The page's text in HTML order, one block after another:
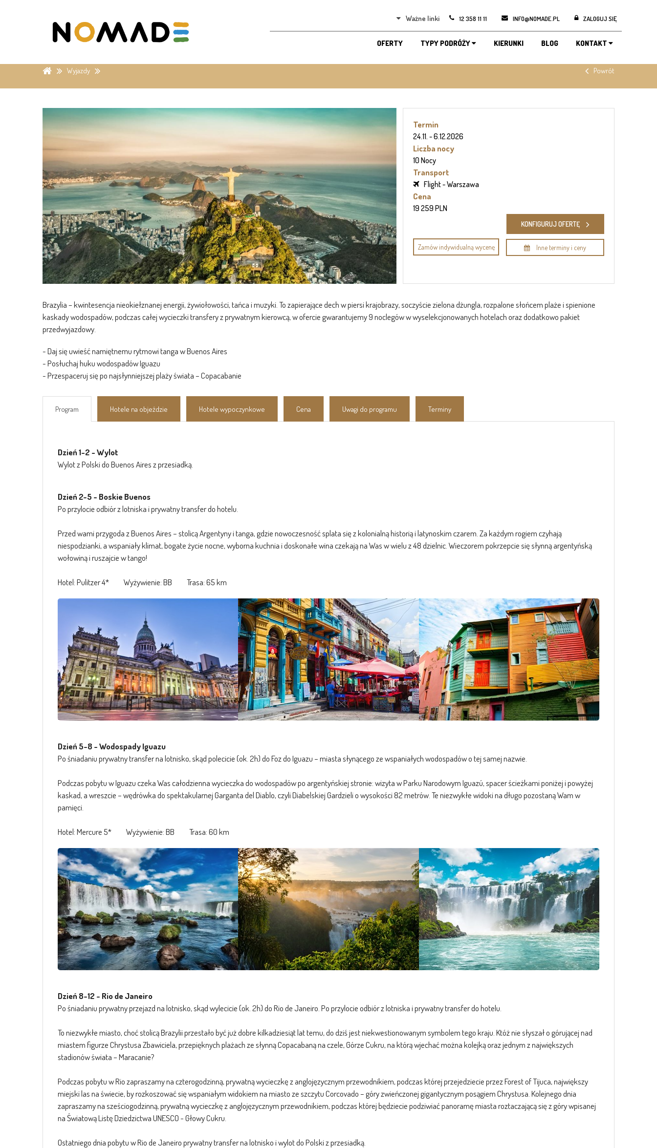
ZALOGUJ SIĘ
INFO@NOMADE.PL
12 358 11 11
Ważne linki
OFERTY TYPY PODRÓŻY KIERUNKI BLOG KONTAKT
Wyjazdy Powrót
Termin
24.11. - 6.12.2026
Liczba nocy
10 Nocy
Transport
Flight- Warszawa
Cena
19 259 PLN
Zamów indywidualną wycenę
KONFIGURUJ OFERTĘ
Inne terminy i ceny
Brazylia – kwintesencja nieokiełznanej energii, żywiołowości, tańca i muzyki. To zapierające dech w piersi krajobrazy, soczyście zielona dżungla, rozpalone słońcem plaże i spienione
kaskady wodospadów, podczas całej wycieczki transfery z prywatnym kierowcą, w ofercie gwarantujemy 9 noclegów w wyselekcjonowanych hotelach oraz dodatkowo pakiet
przedwyjazdowy.
- Daj się uwieść namiętnemu rytmowi tanga w Buenos Aires
- Posłuchaj huku wodospadów Iguazu
- Przespaceruj się po najsłynniejszej plaży świata – Copacabanie
Program Hotele na objeździe Hotele wypoczynkowe Cena Uwagi do programu Terminy
Dzień 1-2 - Wylot
Wylot z Polski do Buenos Aires z przesiadką.
Dzień 2-5 - Boskie Buenos
Po przylocie odbiór z lotniska i prywatny transfer do hotelu.
Przed wami przygoda z Buenos Aires – stolicą Argentyny i tanga, gdzie nowoczesność splata się z kolonialną historią i latynoskim czarem. Za każdym rogiem czyhają
niespodzianki, a wspaniały klimat, bogate życie nocne, wyborna kuchnia i doskonałe wina czekają na Was w wielu z 48 dzielnic. Wieczorem pokrzepcie się słynną argentyńską
wołowiną i ruszajcie w tango!
Hotel: Pulitzer 4* Wyżywienie: BB Trasa: 65 km
Dzień 5-8 - Wodospady Iguazu
Po śniadaniu prywatny transfer na lotnisko, skąd polecicie (ok. 2h) do Foz do Iguazu – miasta słynącego ze wspaniałych wodospadów o tej samej nazwie.
Podczas pobytu w Iguazu czeka Was całodzienna wycieczka do wodospadów po argentyńskiej stronie: wizyta w Parku Narodowym Iguazú, spacer ścieżkami poniżej i powyżej
kaskad, a wreszcie – wędrówka do spektakularnej Garganta del Diablo, czyli Diabelskiej Gardzieli o wysokości 82 metrów. Te niezwykłe widoki na długo pozostaną Wam w
pamięci.
Hotel: Mercure 5* Wyżywienie: BB Trasa: 60 km
Dzień 8-12 - Rio de Janeiro
Po śniadaniu prywatny przejazd na lotnisko, skąd wylecicie (ok. 2h) do Rio de Janeiro. Po przylocie odbiór z lotniska i prywatny transfer do hotelu.
To niezwykłe miasto, choć stolicą Brazylii przestało być już dobre kilkadziesiąt lat temu, do dziś jest niekwestionowanym symbolem tego kraju. Któż nie słyszał o górującej nad
miastem figurze Chrystusa Zbawiciela, przepięknych plażach ze słynną Copacabaną na czele, Górze Cukru, na którą wjechać można kolejką oraz jednym z największych
stadionów świata – Maracanie?
Podczas pobytu w Rio zapraszamy na czterogodzinną, prywatną wycieczkę z anglojęzycznym przewodnikiem, podczas której przejedziecie przez Forest of Tijuca, największy
miejski las na świecie, by rozkoszować się wspaniałym widokiem na miasto ze szczytu Corcovado – góry zwieńczonej gigantycznym posągiem Chrystusa. Kolejnego dnia
zapraszamy na sześciogodzinną, prywatną wycieczkę z anglojęzycznym przewodnikiem, podczas której będziecie podziwiać panoramę miasta roztaczającą się z góry wpisanej
na Światową Listę Dziedzictwa UNESCO - Głowy Cukru.
Ostatniego dnia pobytu w Rio de Janeiro prywatny transfer na lotnisko i wylot do Polski z przesiadką.